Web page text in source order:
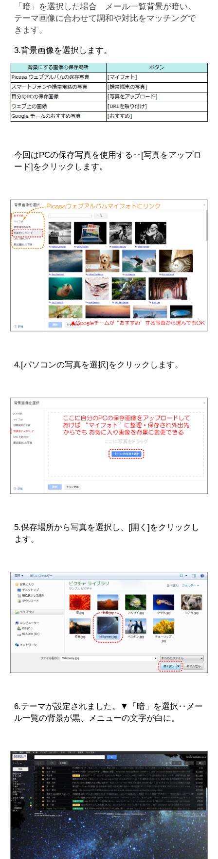
「暗」を選択した場合 メール一覧背景が暗い。
テーマ画像に合わせて調和や対比をマッチングで
きます。
3.背景画像を選択します。
今回はPCの保存写真を使用する‥ [写真をアップロ
ード]をクリックします。
4.[パソコンの写真を選択]をクリックします。
5.保存場所から写真を選択し、[開く]をクリックし
ます。
6.テーマが設定されました。▼「暗」を選択‥メー
ル一覧の背景が黒、メニューの文字が白に。